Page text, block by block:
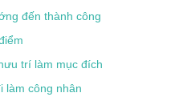
đến thành công
trí làm mục đích
làm công nhân